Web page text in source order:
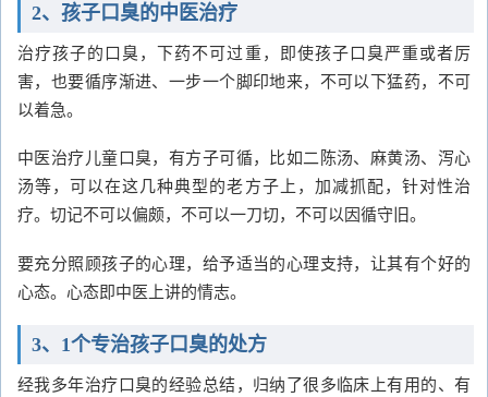
2、孩子口臭的中医治疗
治疗孩子的口臭，下药不可过重，即使孩子口臭严重或者厉
害，也要循序渐进、一步一个脚印地来，不可以下猛药，不可
以着急。
中医治疗儿童口臭，有方子可循，比如二陈汤、麻黄汤、泻心
汤等，可以在这几种典型的老方子上，加减抓配，针对性治
疗。切记不可以偏颇，不可以一刀切，不可以因循守旧。
要充分照顾孩子的心理，给予适当的心理支持，让其有个好的
心态。心态即中医上讲的情志。
3、1个专治孩子口臭的处方
经我多年治疗口臭的经验总结，归纳了很多临床上有用的、有